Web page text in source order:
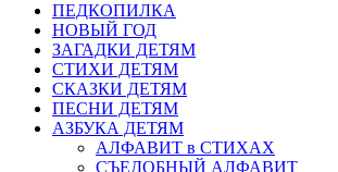
ПЕДКОПИЛКА
НОВЫЙ ГОД
ЗАГАДКИ ДЕТЯМ
СТИХИ ДЕТЯМ
СКАЗКИ ДЕТЯМ
ПЕСНИ ДЕТЯМ
АЗБУКА ДЕТЯМ
АЛФАВИТ в СТИХАХ
СЪЕДОБНЫЙ АЛФАВИТ